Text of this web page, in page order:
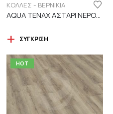
ΚΟΛΛΕΣ - ΒΕΡΝΙΚΙΑ
AQUA TENAX ΑΣΤΑΡΙ ΝΕΡΟΥ 2 ΣΥΣΤΑΤΙΚΩΝ
ΣΎΓΚΡΙΣΗ
HOT